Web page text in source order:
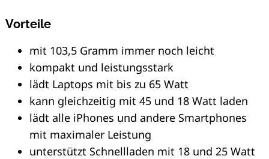
Vorteile
mit 103,5 Gramm immer noch leicht
kompakt und leistungsstark
lädt Laptops mit bis zu 65 Watt
kann gleichzeitig mit 45 und 18 Watt laden
lädt alle iPhones und andere Smartphones
mit maximaler Leistung
unterstützt Schnellladen mit 18 und 25 Watt